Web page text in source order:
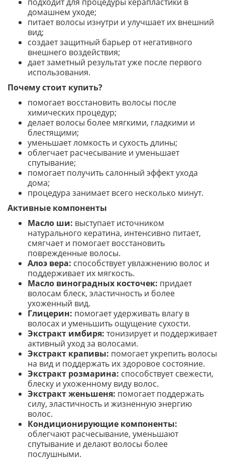
домашнем уходе;
питает волосы изнутри и улучшает их внешний
вид;
создает защитный барьер от негативного
внешнего воздействия;
дает заметный результат уже после первого
использования.
Почему стоит купить?
помогает восстановить волосы после
химических процедур;
делает волосы более мягкими, гладкими и
блестящими;
уменьшает ломкость и сухость длины;
облегчает расчесывание и уменьшает
спутывание;
помогает получить салонный эффект ухода
дома;
процедура занимает всего несколько минут.
Активные компоненты
Масло ши: выступает источником
натурального кератина, интенсивно питает,
смягчает и помогает восстановить
поврежденные волосы.
Алоэ вера: способствует увлажнению волос и
поддерживает их мягкость.
Масло виноградных косточек: придает
волосам блеск, эластичность и более
ухоженный вид.
Глицерин: помогает удерживать влагу в
волосах и уменьшить ощущение сухости.
Экстракт имбиря: тонизирует и поддерживает
активный уход за волосами.
Экстракт крапивы: помогает укрепить волосы
на вид и поддержать их здоровое состояние.
Экстракт розмарина: способствует свежести,
блеску и ухоженному виду волос.
Экстракт женьшеня: помогает поддержать
силу, эластичность и жизненную энергию
волос.
Кондиционирующие компоненты:
облегчают расчесывание, уменьшают
спутывание и делают волосы более
послушными.